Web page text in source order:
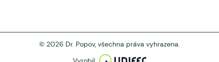
© 2026 Dr. Popov, všechna práva vyhrazena.